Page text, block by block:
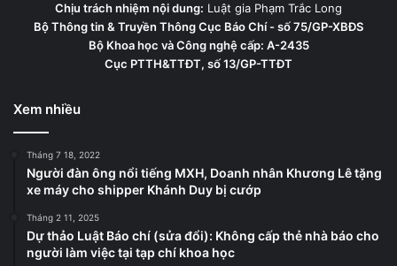
Chịu trách nhiệm nội dung: Luật gia Phạm Trắc Long
Bộ Thông tin & Truyền Thông Cục Báo Chí - số 75/GP-XBĐS
Bộ Khoa học và Công nghệ cấp: A-2435
Cục PTTH&TTĐT, số 13/GP-TTĐT
Xem nhiều
Tháng 7 18, 2022
Người đàn ông nổi tiếng MXH, Doanh nhân Khương Lê tặng
xe máy cho shipper Khánh Duy bị cướp
Tháng 2 11, 2025
Dự thảo Luật Báo chí (sửa đổi): Không cấp thẻ nhà báo cho
người làm việc tại tạp chí khoa học